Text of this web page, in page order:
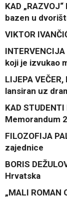
KAD
bazen u
VIKTOR
koji je izvukao
LIJEPA
lansiran uz
KAD
Memorandum
FILOZOFIJA
zajednice
BORIS
Hrvatska
„MALI ROMAN